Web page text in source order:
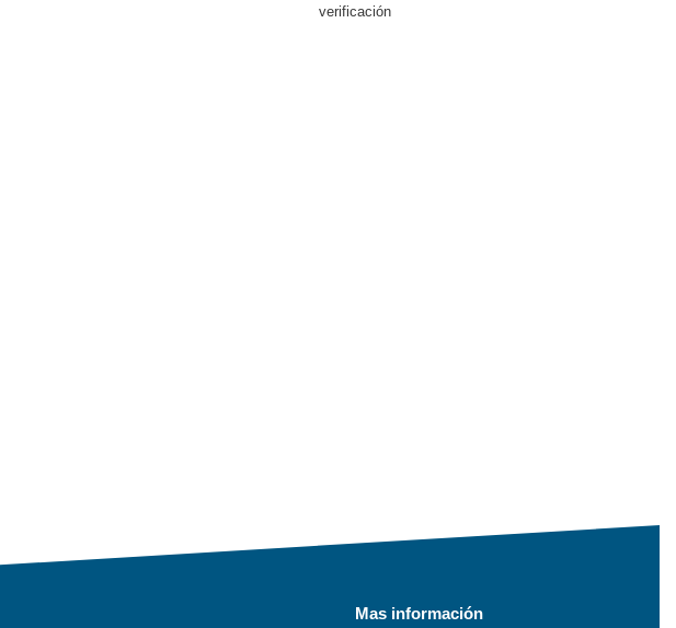
verificación
Mas información